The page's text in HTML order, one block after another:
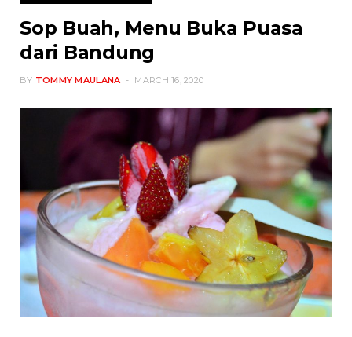
Sop Buah, Menu Buka Puasa
dari Bandung
BY TOMMY MAULANA MARCH 16, 2020